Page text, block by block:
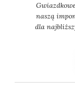
naszą
dla